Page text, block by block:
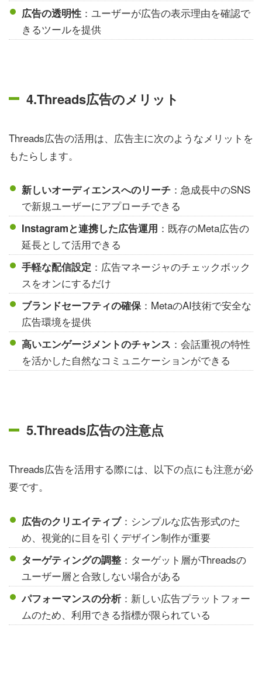
広告の透明性 ：ユーザーが広告の表示理由を確認で
きるツールを提供
4.Threads広告のメリット
Threads広告の活用は、広告主に次のようなメリットを
もたらします。
新しいオーディエンスへのリーチ ：急成長中のSNS
で新規ユーザーにアプローチできる
Instagramと連携した広告運用 ：既存のMeta広告の
延長として活用できる
手軽な配信設定 ：広告マネージャのチェックボック
スをオンにするだけ
ブランドセーフティの確保：MetaのAI技術で安全な
広告環境を提供
高いエンゲージメントのチャンス ：会話重視の特性
を活かした自然なコミュニケーションができる
5.Threads広告の注意点
Threads広告を活用する際には、以下の点にも注意が必
要です。
広告のクリエイティブ：シンプルな広告形式のた
め、視覚的に目を引くデザイン制作が重要
ターゲティングの調整 ：ターゲット層がThreadsの
ユーザー層と合致しない場合がある
パフォーマンスの分析：新しい広告プラットフォー
ムのため、利用できる指標が限られている